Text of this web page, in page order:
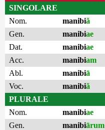
SINGOLARE
Nom.
manibiă
Gen.
manibiae
Dat.
manibiae
Acc.
manibiam
Abl.
manibiā
Voc.
manibiă
PLURALE
Nom.
manibiae
Gen.
manibiārum